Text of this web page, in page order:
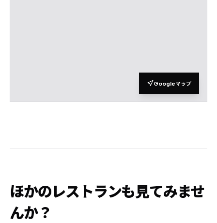
Googleマップ
ほかのレストランも見てみませ
んか？